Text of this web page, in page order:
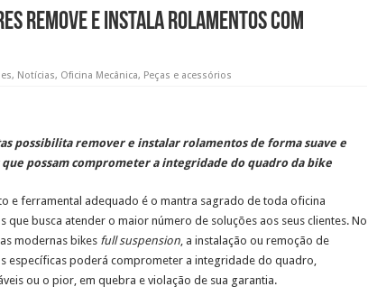
remove e instala rolamentos com
, Notícias, Oficina Mecânica, Peças e acessórios
possibilita remover e instalar rolamentos de forma suave e
que possam comprometer a integridade do quadro da bike
e ferramental adequado é o mantra sagrado de toda oficina
que busca atender o maior número de soluções aos seus clientes. No
modernas bikes full suspension , a instalação ou remoção de
específicas poderá comprometer a integridade do quadro,
ou o pior, em quebra e violação de sua garantia.